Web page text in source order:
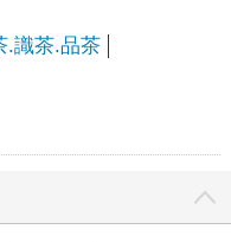
.識茶.品茶